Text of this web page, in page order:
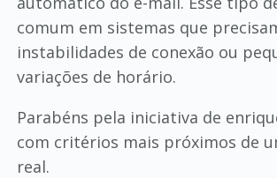
comum em sistemas que
instabilidades de conexão ou
variações de horário.
Parabéns pela iniciativa de
com critérios mais próximos de
real.